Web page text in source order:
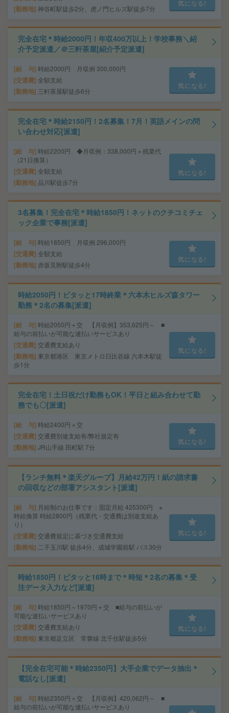
勤務地 神谷町駅徒歩2分、虎ノ門ヒルズ駅徒歩7分
気になる!
完全在宅＊時給2000円！年収400万以上！学校事務＼紹
介予定派遣／＠三軒茶屋[紹介予定派遣]
給 与 時給2000円 月収例 300,000円
交通費 全額支給
勤務地 三軒茶屋駅徒歩6分
気になる!
完全在宅＊時給2150円！2名募集！7月！英語メインの問
い合わせ対応[派遣]
給 与 時給2200円 ◆月収例：338,000円＋残業代
（21日換算）
交通費 全額支給
勤務地 品川駅徒歩7分
気になる!
3名募集！完全在宅＊時給1850円！ネットのクチコミチェ
ック企業で事務[派遣]
給 与 時給1850円 月収例 296,000円
交通費 全額支給
勤務地 赤坂見附駅徒歩4分
気になる!
時給2050円！ピタッと17時終業＊六本木ヒルズ森タワー
勤務＊2名の募集[派遣]
給 与 時給2050円＋交 【月収例】353,625円～ ■
給与の前払いが可能な速払いサービスあり
交通費 交通費支給あり
勤務地 東京都港区 東京メトロ日比谷線 六本木駅徒
歩1分
気になる!
完全在宅！土日祝だけ勤務もOK！平日と組み合わせて勤
務でも〇[派遣]
給 与 時給2400円＋交
交通費 交通費別途支給有/弊社規定有
勤務地 JR山手線 田町駅 7分
気になる!
【ランチ無料＊楽天グループ】月給42万円！紙の請求書
の回収などの部署アシスタント[派遣]
給 与 月給制のお仕事です：固定月給 425300円 ※
時給換算 時給2800円（残業代・交通費は別途支給あ
り）
交通費 交通費規定に基づき交通費支給
勤務地 二子玉川駅 徒歩4分、成城学園前駅 バス30分
気になる!
時給1850円！ピタッと16時まで＊時短＊2名の募集＊受
注データ入力など[派遣]
給 与 時給1850円～1970円＋交 ■給与の前払いが
可能な速払いサービスあり
交通費 交通費支給あり
勤務地 東京都足立区 常磐線 北千住駅徒歩5分
気になる!
【完全在宅可能＊時給2350円】大手企業でデータ抽出＊
電話なし[派遣]
給 与 時給2350円＋交 【月収例】420,062円～ ■
給与の前払いが可能な速払いサービスあり